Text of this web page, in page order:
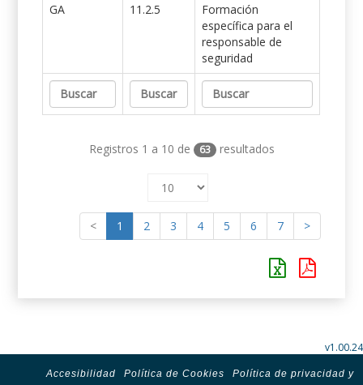
GA
11.2.5
Formación
específica para el
responsable de
seguridad
Registros 1 a 10 de 63 resultados
< 1 2 3 4 5 6 7 >
v1.00.24
Accesibilidad Política de Cookies
Política de privacidad y